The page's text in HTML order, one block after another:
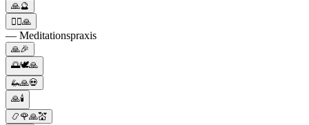
🙏🔮
🧘‍♂️🙏
— Meditationspraxis
🙏🎉
🌅🕊️🙏
🦗🙏💀
🙏🕯️
📿🌹🙏💒